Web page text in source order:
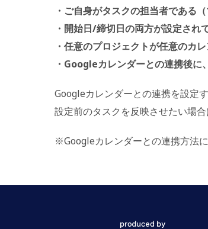
・ご自身がタスクの担当者である（
・開始日/締切日の両方が設定され
・任意のプロジェクトが任意のカ
・Googleカレンダーとの連携後
Googleカレンダーとの連携を設定
設定前のタスクを反映させたい場
※Googleカレンダーとの連携方法